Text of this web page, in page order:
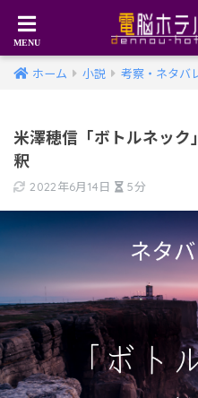
ホーム 小説 考察・ネタバ
米澤穂信「ボトルネッ
釈
2022年6月14日 5分